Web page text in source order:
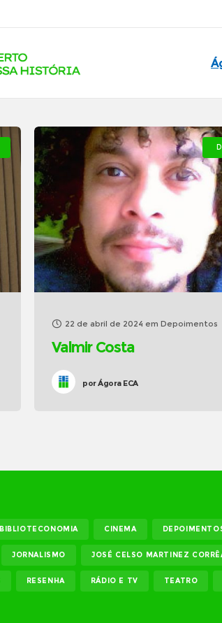
22 de abril de 2024 em Depoimentos
Valmir Costa
porÁgora ECA
BIBLIOTECONOMIA CINEMA
JORNALISMO JOSÉ CELSO MARTINEZ
RESENHA RÁDIO E TV TEATRO